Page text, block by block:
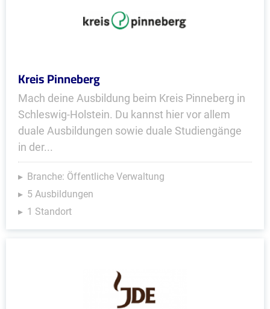
Kreis Pinneberg
Mach deine Ausbildung beim Kreis Pinneberg in
Schleswig-Holstein. Du kannst hier vor allem
duale Ausbildungen sowie duale Studiengänge
in der...
Branche: Öffentliche Verwaltung
5 Ausbildungen
1 Standort